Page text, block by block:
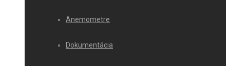
Anemometre
Dokumentácia